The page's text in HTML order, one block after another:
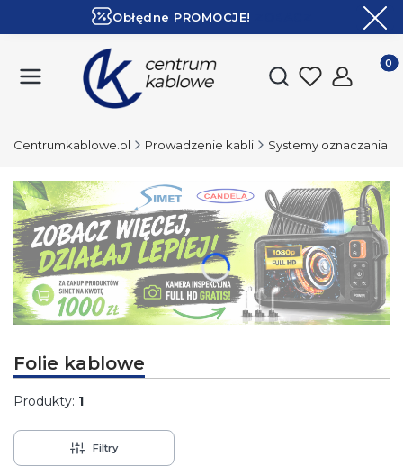
Obłędne PROMOCJE!
Otwórz
Centrumkablowe.pl Prowadzenie kabli Systemy oznaczania
Folie kablowe
Produkty: 1
Filtry